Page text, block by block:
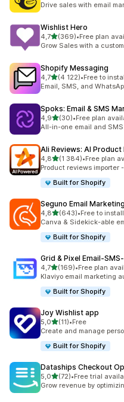
Drive sales with email
Wishlist Hero
4,7na 5 gwiazdek
(369)
Łączna liczba recenzji:
•Free plan
Grow Sales with a
Shopify Messaging
4,7na 5 gwiazdek
(4 122)
Łączna liczba recenzji:
•Free to
Email, SMS, and
Spoks: Email & SMS
4,9na 5 gwiazdek
(30)
Łączna liczba recenzji: 30
•Free plan
All-in-one email and
Ali Reviews: AI Product
4,8na 5 gwiazdek
(1 384)
Łączna liczba recenzji:
•Free plan
Product reviews importer
Built for Shopify
Seguno Email Marketing
4,8na 5 gwiazdek
(643)
Łączna liczba recenzji:
•Free to install
Canva & Sidekick-able
Built for Shopify
Grid & Pixel
4,7na 5 gwiazdek
(169)
Łączna liczba recenzji:
•Free plan
Klaviyo email marketing
Built for Shopify
Joy Wishlist app
5,0na 5 gwiazdek
(11)
Łączna liczba recenzji: 11
•Free
Create and manage
Built for Shopify
Dataships Checkout
5,0na 5 gwiazdek
(72)
Łączna liczba recenzji: 72
•Free trial
Grow revenue by